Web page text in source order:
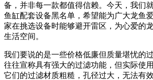
备，并非每一款都值得信赖。今天，我们
鱼缸配套设备黑名单，希望能为广大龙鱼
家在挑选设备时能够避开雷区，为心爱的
生活空间。
我们要说的是一些价格低廉但质量堪忧的
往往宣称具有强大的过滤功能，但实际使
它们的过滤材质粗糙，孔径过大，无法有